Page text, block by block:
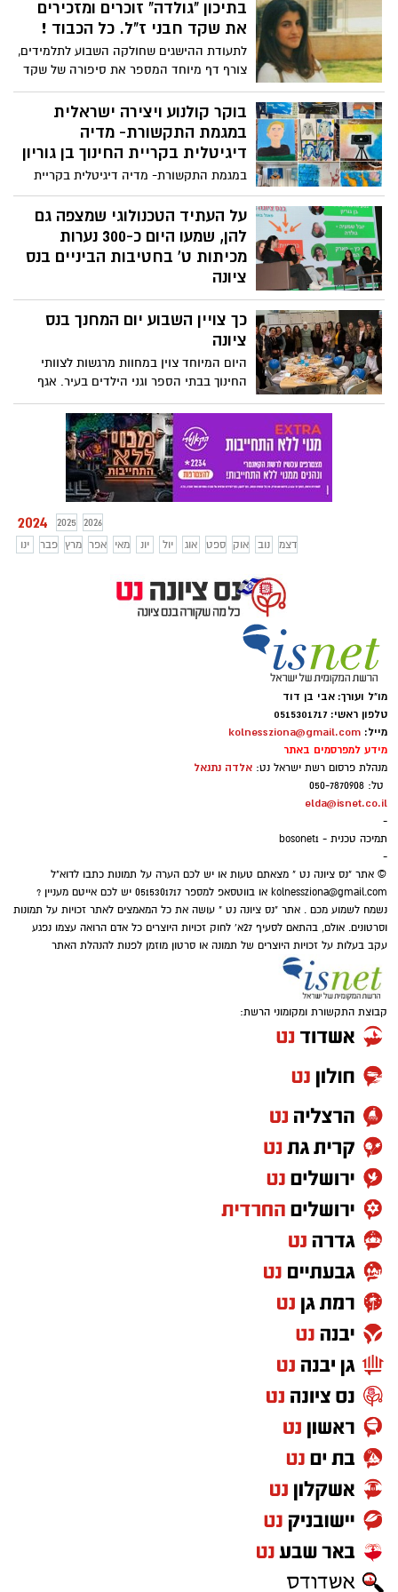
בעתיד.
בתיכון "גולדה" זוכרים ומזכירים
את שקד חבני ז"ל. כל הכבוד !
לתעודת ההישגים שחולקה השבוע לתלמידים,
צורף דף מיוחד המספר את סיפורה של שקד
חבני ז"ל, בת נס ציונה ובוגרת התיכון שנרצחה
ב7.10 במסיבת ה"נובה". יהי זכרה ברוך !
בוקר קולנוע ויצירה ישראלית
במגמת התקשורת- מדיה
דיגיטלית בקריית החינוך בן גוריון
במגמת התקשורת- מדיה דיגיטלית בקריית
החינוך בן גוריון החליטו כמידי שנה לציין
יצירה ישראלית. כאשר השנה בוודאי זאת
זכות לציין יצירה ישראלית, מלחמה לצד גאווה
ישראלית ואחדות.
על העתיד הטכנולוגי שמצפה גם
להן, שמעו היום כ-300 נערות
מכיתות ט' בחטיבות הביניים בנס
ציונה
הראשונות לטכנולוגיה! בוקר של השראה חוו
היום, כ-300 נערות מכיתות ט' בכלל חטיבות
הביניים בעיר, שראו, שמעו והרחיבו את הידע-
על לימודים מדעיים-טכנולוגיים בתיכון, על
שירות צבאי טכנולוגי, ועל אפשרויות הקריירה
מהרצאתה של סרן נועה גיבנר, מפקדת
הכשרות בבית הספר למקצועות המחשב
ישראל!
כך צויין השבוע יום המחנך בנס
ציונה
היום המיוחד צוין במחוות מרגשות לצוותי
החינוך בבתי הספר וגני הילדים בעיר. אגף
החינוך אף הזמין את הצוותים למפגש הוקרה
ומופע הפגה ברוח התקופה. בביה"ס ארגמן
יצרו מאפיה מיוחדת למחנכים, בגולדה דאגו
לארוחת בוקר חגיגית ובבי"ס שדות פינקה
הקהילה את הצוותים בארוחת צהריים.
פעילויות מרעננת נערכו גם בגני הילדים
2024 2025
2026
ינו
פבר מרץ אפר מאי יונ יול אוג ספט אוק נוב דצמ
מו"ל ועורך: אבי בן דוד
טלפון ראשי: 0515301717
מייל: kolnessziona@gmail.com
מידע למפרסמים באתר
מנהלת פרסום רשת ישראל נט: אלדה נתנאל
טל: 050-7870908
elda@isnet.co.il
-
תמיכה טכנית - bosonet1
-
© אתר "נס ציונה נט " מצאתם טעות או יש לכם הערה על תמונות כתבו לדוא"ל
kolnessziona@gmail.com
או בווטסאפ למספר 0515301717 יש לכם אייטם מעניין ?
נשמח לשמוע מכם . אתר "נס ציונה נט " עושה את כל המאמצים לאתר זכויות על תמונות
וסרטונים. אולם, בהתאם לסעיף 27א' לחוק זכויות היוצרים כל אדם הרואה עצמו נפגע
עקב בעלות על זכויות היוצרים של תמונה או סרטון מוזמן לפנות להנהלת האתר
קבוצת התקשורת ומקומוני הרשת: